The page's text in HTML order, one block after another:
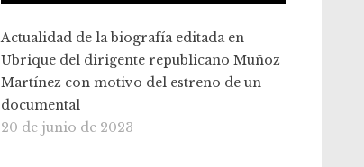
Actualidad de la biografía editada en
Ubrique del dirigente republicano Muñoz
Martínez con motivo del estreno de un
documental
20 de junio de 2023